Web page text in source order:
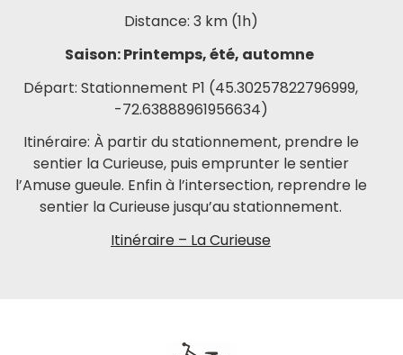
Distance: 3 km (1h)
Saison: Printemps, été, automne
Départ: Stationnement P1 (45.30257822796999,
-72.63888961956634)
Itinéraire: À partir du stationnement, prendre le
sentier la Curieuse, puis emprunter le sentier
l’Amuse gueule. Enfin à l’intersection, reprendre le
sentier la Curieuse jusqu’au stationnement.
Itinéraire – La Curieuse